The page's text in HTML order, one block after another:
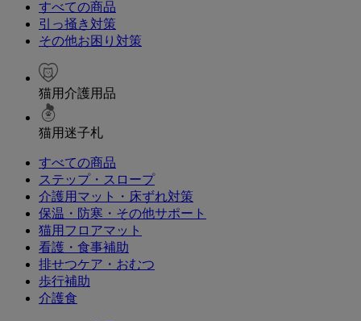
すべての商品
引っ掻き対策
その他お困り対策
猫用介護用品
猫用迷子札
すべての商品
ステップ・スロープ
介護用マット・床ずれ対策
保温・防寒・その他サポート
猫用フロアマット
看護・食事補助
排せつケア・おむつ
歩行補助
介護食